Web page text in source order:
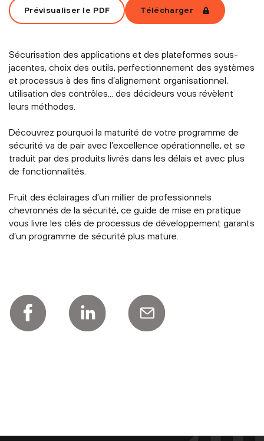
Prévisualiser le PDF Télécharger
Sécurisation des applications et des plateformes sous-
jacentes, choix des outils, perfectionnement des systèmes
et processus à des fins d’alignement organisationnel,
utilisation des contrôles... des décideurs vous révèlent
leurs méthodes.
Découvrez pourquoi la maturité de votre programme de
sécurité va de pair avec l’excellence opérationnelle, et se
traduit par des produits livrés dans les délais et avec plus
de fonctionnalités.
Fruit des éclairages d’un millier de professionnels
chevronnés de la sécurité, ce guide de mise en pratique
vous livre les clés de processus de développement garants
d’un programme de sécurité plus mature.